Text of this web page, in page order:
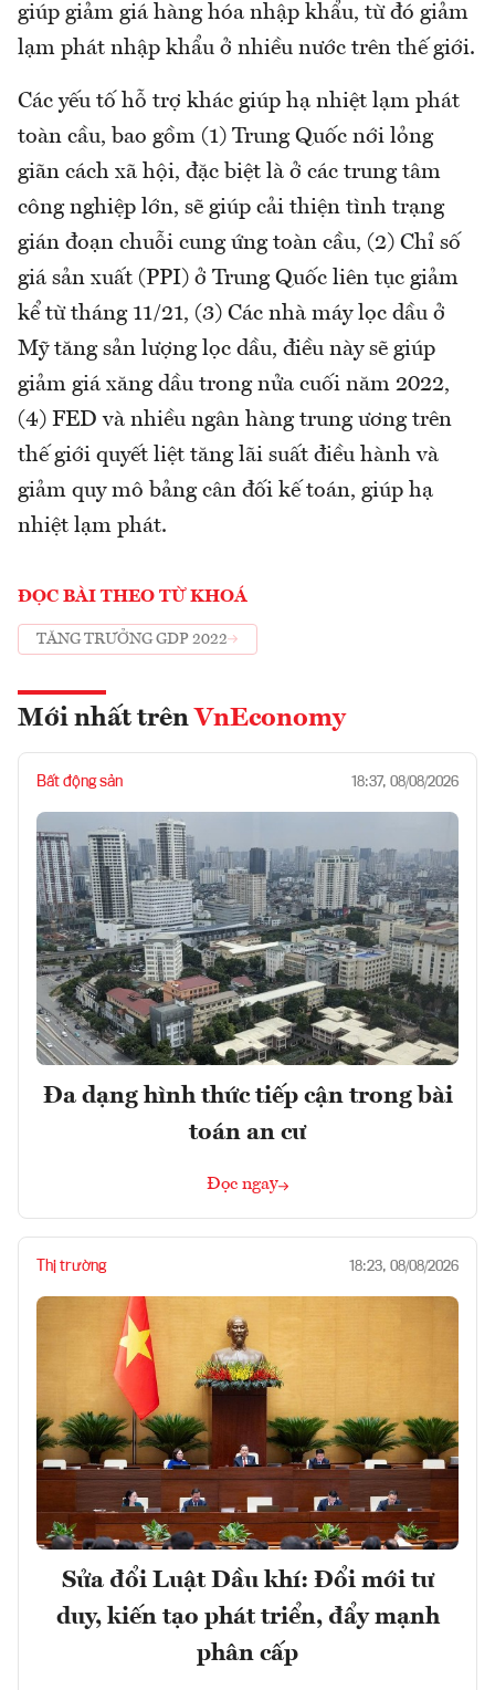
giúp giảm giá hàng hóa nhập khẩu, từ đó giảm
lạm phát nhập khẩu ở nhiều nước trên thế giới.
Các yếu tố hỗ trợ khác giúp hạ nhiệt lạm phát
toàn cầu, bao gồm (1) Trung Quốc nới lỏng
giãn cách xã hội, đặc biệt là ở các trung tâm
công nghiệp lớn, sẽ giúp cải thiện tình trạng
gián đoạn chuỗi cung ứng toàn cầu, (2) Chỉ số
giá sản xuất (PPI) ở Trung Quốc liên tục giảm
kể từ tháng 11/21, (3) Các nhà máy lọc dầu ở
Mỹ tăng sản lượng lọc dầu, điều này sẽ giúp
giảm giá xăng dầu trong nửa cuối năm 2022,
(4) FED và nhiều ngân hàng trung ương trên
thế giới quyết liệt tăng lãi suất điều hành và
giảm quy mô bảng cân đối kế toán, giúp hạ
nhiệt lạm phát.
ĐỌC BÀI THEO TỪ KHOÁ
TĂNG TRƯỞNG GDP 2022
Mới nhất trên VnEconomy
Bất động sản 18:37, 08/08/2026
Đa dạng hình thức tiếp cận trong bài
toán an cư
Đọc ngay
Thị trường 18:23, 08/08/2026
Sửa đổi Luật Dầu khí: Đổi mới tư
duy, kiến tạo phát triển, đẩy mạnh
phân cấp